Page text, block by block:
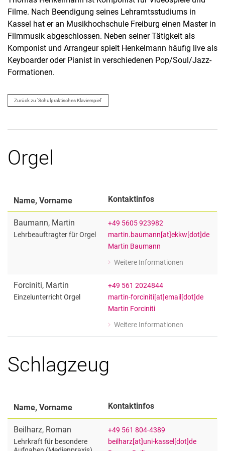
Filme. Nach Beendigung seines Lehramtsstudiums in
Kassel hat er an Musikhochschule Freiburg einen Master in
Filmmusik abgeschlossen. Neben seiner Tätigkeit als
Komponist und Arrangeur spielt Henkelmann häufig live als
Keyboarder oder Pianist in verschiedenen Pop/Soul/Jazz-
Formationen.
Zurück zu 'Schulpraktisches Klavierspiel'
Orgel
Name, Vorname Kontaktinfos
Baumann, Martin
Lehrbeauftragter für Orgel
+49 5605 923982
martin.baumann[at]ekkw[dot]de
Martin Baumann
Weitere Informationen
zu Martin Baumann
Forciniti, Martin
Einzelunterricht Orgel
+49 561 2024844
martin-forciniti[at]email[dot]de
Martin Forciniti
Weitere Informationen
zu Martin Forciniti
Schlagzeug
Name, Vorname Kontaktinfos
Beilharz, Roman
Lehrkraft für besondere
+49 561 804-4389
beilharz[at]uni-kassel[dot]de